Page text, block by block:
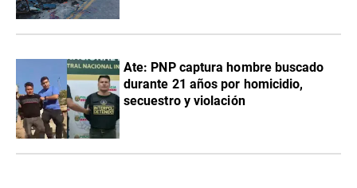
Ate: PNP captura hombre buscado
durante 21 años por homicidio,
secuestro y violación